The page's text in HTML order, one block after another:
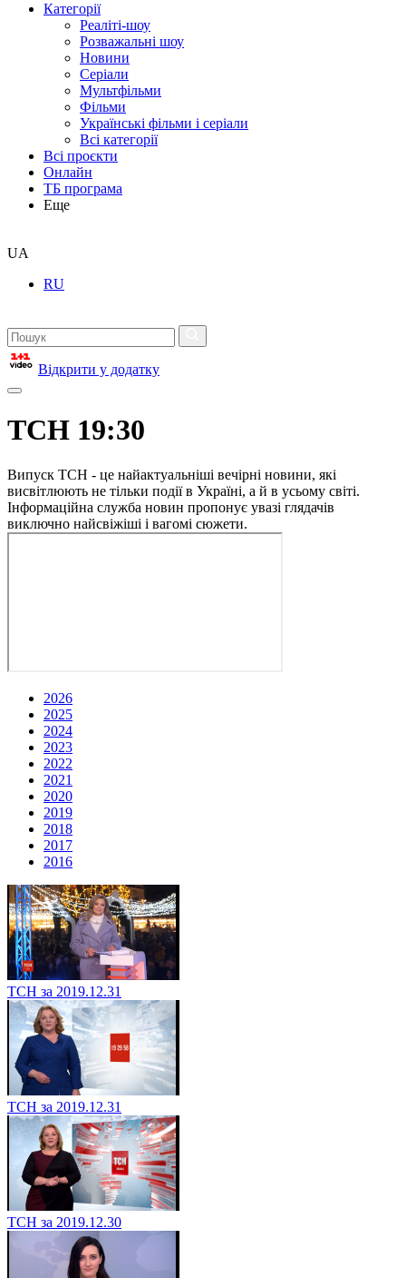
Категорії
Реаліті-шоу
Розважальні шоу
Новини
Серіали
Мультфільми
Фільми
Українські фільми і серіали
Всі категорії
Всі проєкти
Онлайн
ТБ програма
Еще
UA
RU
Відкрити у додатку
ТСН 19:30
Випуск ТСН - це найактуальніші вечірні новини, які
висвітлюють не тільки події в Україні, а й в усьому світі.
Інформаційна служба новин пропонує увазі глядачів
виключно найсвіжіші і вагомі сюжети.
2026
2025
2024
2023
2022
2021
2020
2019
2018
2017
2016
ТСН за 2019.12.31
ТСН за 2019.12.31
ТСН за 2019.12.30